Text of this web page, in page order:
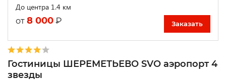
До центра 1.4 км
от 8 000 ₽ Заказать
Гостиницы ШЕРЕМЕТЬЕВО SVO аэропорт 4
звезды